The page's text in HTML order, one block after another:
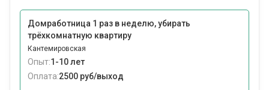
Домработница 1 раз в неделю, убирать
трёхкомнатную квартиру
Кантемировская
Опыт:1-10 лет
Оплата:2500 руб/выход